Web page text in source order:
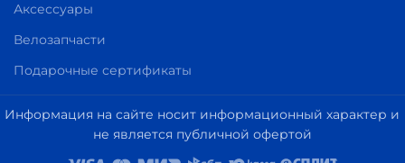
Аксессуары
Велозапчасти
Подарочные сертификаты
Информация на сайте носит информационный характер и
не является публичной офертой